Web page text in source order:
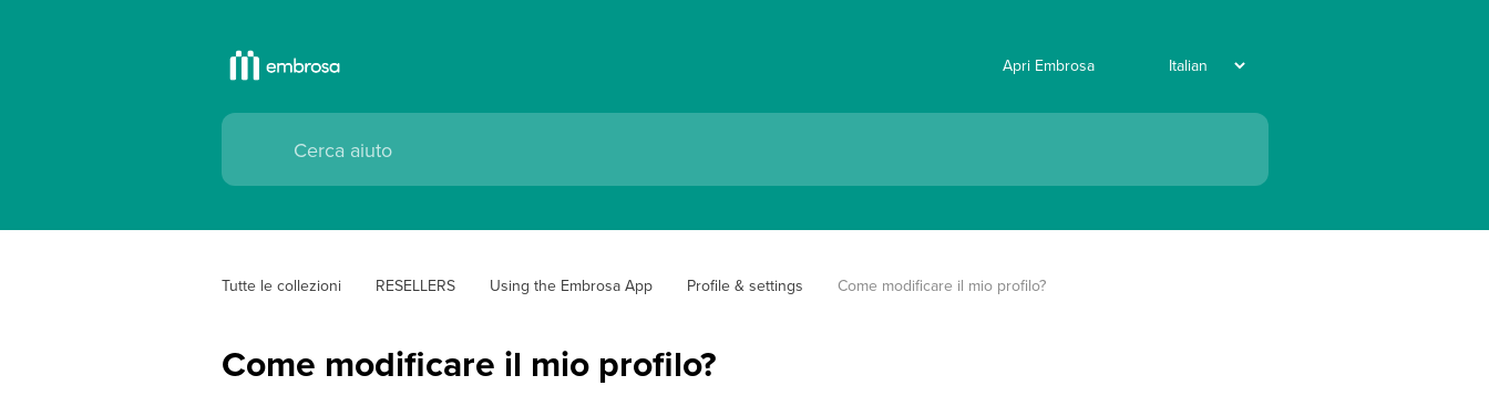
Apri Embrosa
Tutte le collezioni RESELLERS Using the Embrosa App Profile & settings Come modificare il mio profilo?
Come modificare il mio profilo?